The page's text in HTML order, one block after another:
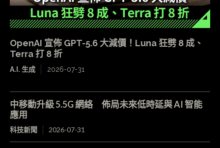
OpenAI 宣佈 GPT-5.6 大減價！Luna 狂劈 8 成、
Terra 打 8 折
A.I. 生成 2026-07-31
中移動升級 5.5G 網絡 佈局未來低時延與 AI 智能
應用
科技新聞 2026-07-31